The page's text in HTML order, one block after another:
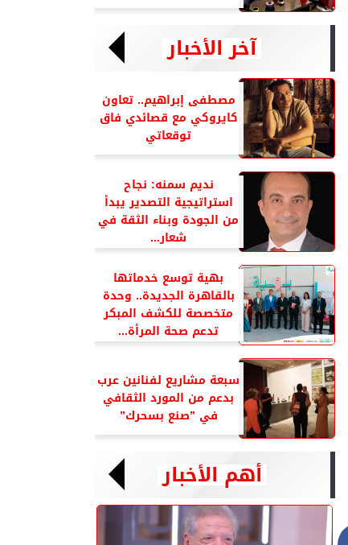
آخر الأخبار
مصطفى إبراهيم.. تعاون
كايروكي مع قصائدي فاق
توقعاتي
نديم سمنه: نجاح
استراتيجية التصدير يبدأ
من الجودة وبناء الثقة في
شعار...
بهية توسع خدماتها
بالقاهرة الجديدة.. وحدة
متخصصة للكشف المبكر
تدعم صحة المرأة...
سبعة مشاريع لفنانين عرب
بدعم من المورد الثقافي
في ”صنع بسحرك”
أهم الأخبار